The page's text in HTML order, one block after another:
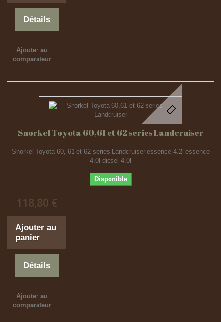
Détails
Ajouter au
comparateur
Snorkel Toyota 60,61 et 62 series Landcruiser
Snorkel Toyota 60, 61 et 62 series Landcruiser essence 4.2l essence
4.0l diesel 4.0l
Disponible
118,80 €
Ajouter au
panier
Détails
Ajouter au
comparateur